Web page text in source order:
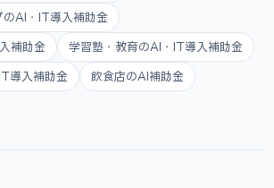
のAI・IT導入補助金
補助金 学習塾・教育のAI・IT導入補助金
導入補助金 飲食店のAI補助金